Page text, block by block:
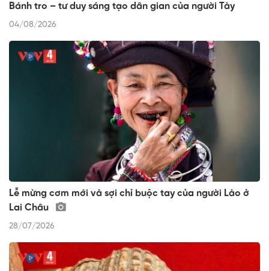
Bánh tro – tư duy sáng tạo dân gian của người Tày
04/08/2026
Lễ mừng cơm mới và sợi chỉ buộc tay của người Lào ở
Lai Châu
28/07/2026